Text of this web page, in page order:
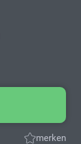
merken